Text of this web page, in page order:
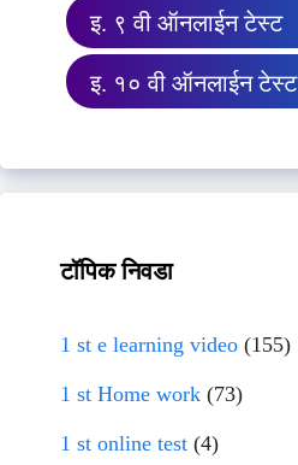
इ. ९ वी ऑनलाईन टेस्ट
इ. १० वी ऑनलाईन टेस्ट
टॉपिक निवडा
1 st e learning video (155)
1 st Home work (73)
1 st online test (4)